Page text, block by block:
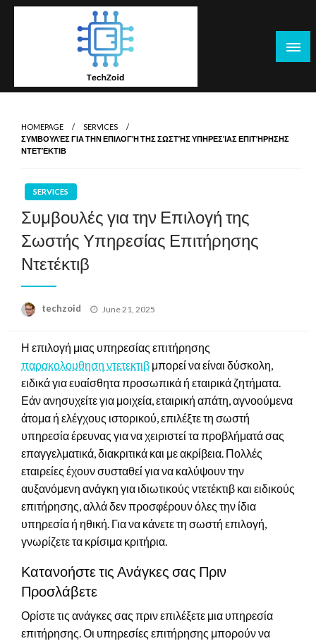
Skip
HOMEPAGE
SERVICES
ΣΥΜΒΟΥΛΈΣ ΓΙΑ ΤΗΝ ΕΠΙΛΟΓΉ ΤΗΣ ΣΩΣΤΉΣ ΥΠΗΡΕΣΊΑΣ ΕΠΙΤΉΡΗΣΗΣ
ΝΤΕΤΈΚΤΙΒ
SERVICES
Συμβουλές για την Επιλογή της
Σωστής Υπηρεσίας Επιτήρησης
Ντετέκτιβ
techzoid
Posted
June 21, 2025
Η επιλογή μιας υπηρεσίας επιτήρησης
παρακολουθηση ντετεκτιβ μπορεί να είναι δύσκολη,
ειδικά για ευαίσθητα προσωπικά ή εταιρικά ζητήματα.
Εάν ανησυχείτε για μοιχεία, εταιρική απάτη, αγνοούμενα
άτομα ή ελέγχους ιστορικού, επιλέξτε τη σωστή
υπηρεσία έρευνας για να χειριστεί τα προβλήματά σας
επαγγελματικά, διακριτικά και με ακρίβεια. Πολλές
εταιρείες έχουν συσταθεί για να καλύψουν την
αυξανόμενη ανάγκη για ιδιωτικούς ντετέκτιβ και ειδικούς
επιτήρησης, αλλά δεν προσφέρουν όλες την ίδια
υπηρεσία ή ηθική. Για να κάνετε τη σωστή επιλογή,
γνωρίζετε τα κρίσιμα κριτήρια.
Κατανοήστε τις Ανάγκες σας Πριν
Προσλάβετε
Ορίστε τις ανάγκες σας πριν επιλέξετε μια υπηρεσία
επιτήρησης. Οι υπηρεσίες επιτήρησης μπορούν να